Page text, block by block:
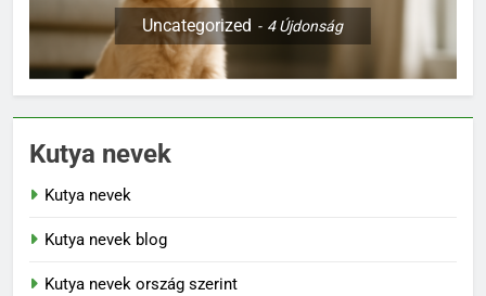
Uncategorized 4Újdonság
Kutya nevek
Kutya nevek
Kutya nevek blog
Kutya nevek ország szerint